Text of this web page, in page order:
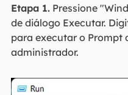
Etapa 1.Pressione
de diálogo Executar.
para executar o Prompt
administrador.